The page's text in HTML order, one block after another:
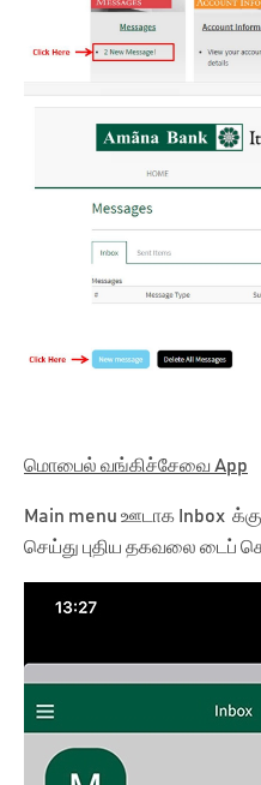
மொபைல் வங்கிச்சேவை App
Main menu ஊடாக Inbox
செய்து புதிய தகவலை டைப்